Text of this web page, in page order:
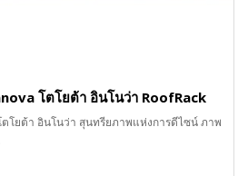
โตโยต้า อินโนว่า RoofRack
โยต้า อินโนว่า สุนทรียภาพแห่งการดีไซน์ ภาพ